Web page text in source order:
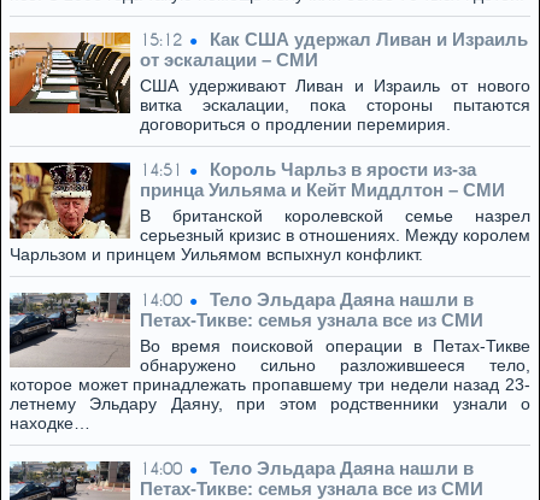
15:12
Как США удержал Ливан и Израиль
от эскалации – СМИ
США удерживают Ливан и Израиль от нового
витка эскалации, пока стороны пытаются
договориться о продлении перемирия.
14:51
Король Чарльз в ярости из-за
принца Уильяма и Кейт Миддлтон – СМИ
В британской королевской семье назрел
серьезный кризис в отношениях. Между королем
Чарльзом и принцем Уильямом вспыхнул конфликт.
14:00
Тело Эльдара Даяна нашли в
Петах-Тикве: семья узнала все из СМИ
Во время поисковой операции в Петах-Тикве
обнаружено сильно разложившееся тело,
которое может принадлежать пропавшему три недели назад 23-
летнему Эльдару Даяну, при этом родственники узнали о
находке…
14:00
Тело Эльдара Даяна нашли в
Петах-Тикве: семья узнала все из СМИ